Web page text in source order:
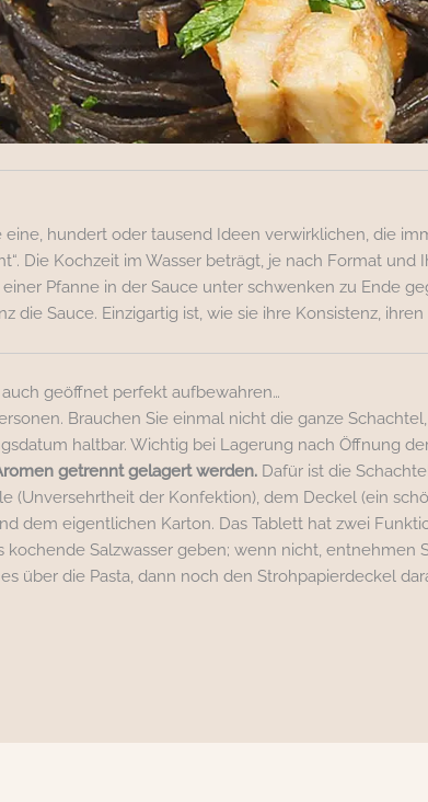
eine, hundert oder tausend Ideen verwirklichen, die
Die Kochzeit im Wasser beträgt, je nach Format
Pfanne in der Sauce unter schwenken zu Ende
die Sauce. Einzigartig ist, wie sie ihre Konsistenz, ihren
geöffnet perfekt aufbewahren…
Brauchen Sie einmal nicht die ganze
haltbar. Wichtig bei Lagerung nach Öffnung
getrennt gelagert werden. Dafür ist die
(Unversehrtheit der Konfektion), dem Deckel (ein
dem eigentlichen Karton. Das Tablett hat zwei
kochende Salzwasser geben; wenn nicht, entnehmen
über die Pasta, dann noch den Strohpapierdeckel